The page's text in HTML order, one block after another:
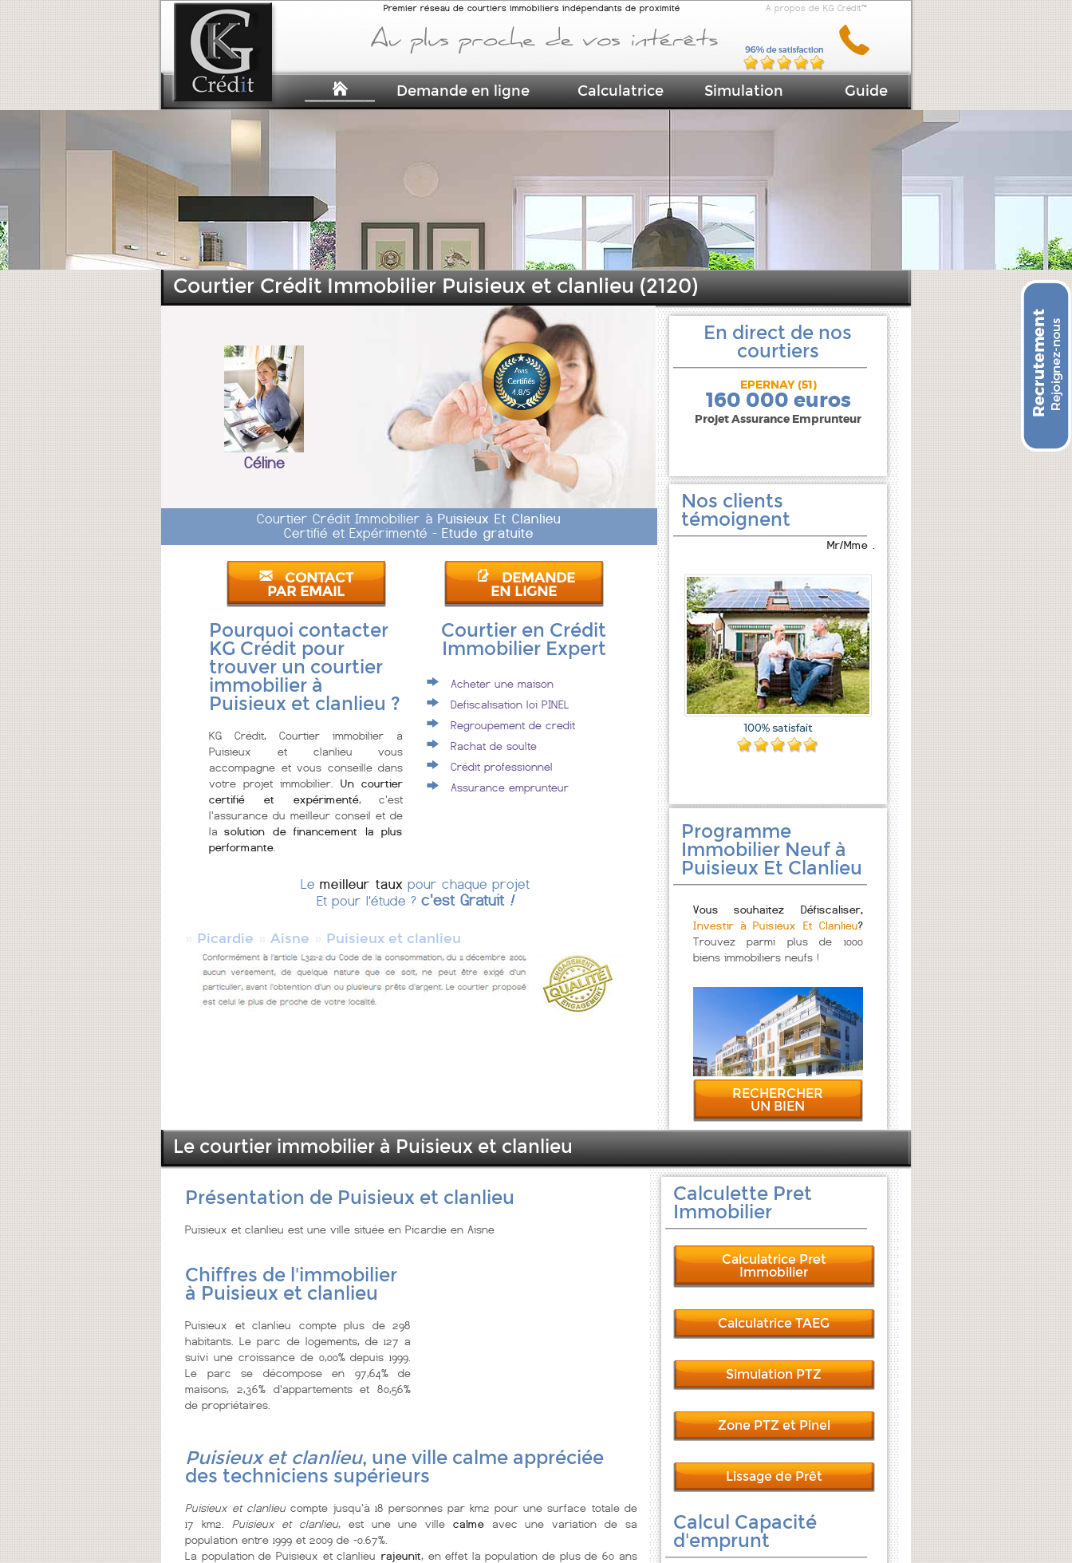
Courtier Crédit Immobilier Puisieux et clanlieu (2120)
Céline
Courtier Crédit Immobilier àPuisieux Et Clanlieu
Certifié et Expérimenté -Etude gratuite
CONTACT
PAR EMAIL
DEMANDE
EN LIGNE
Pourquoi contacter
KG Crédit pour
trouver un courtier
immobilier à
Puisieux et clanlieu ?
KG Crédit, Courtier immobilier à
Puisieux et clanlieu vous
accompagne et vous conseille dans
votre projet immobilier. Un courtier
certifié et expérimenté, c'est
l'assurance du meilleur conseil et de
lasolution de financement la plus
performante
Courtier en Crédit
Immobilier Expert
Acheter une maison
Defiscalisation loi PINEL
Regroupement de credit
Rachat de soulte
Crédit professionnel
Assurance emprunteur
Le meilleur taux pour chaque projet
Et pour l'étude ?c'est Gratuit !
Picardie Aisne Puisieux et clanlieu
En direct de nos
courtiers
150 000 euros
EPERNAY (51)
160 000 euros
Projet Assurance Emprunteur
240 000 euros
Nos clients
témoignent
Mr/Mme .
Programme
Immobilier Neuf à
Puisieux Et Clanlieu
Vous souhaitez Défiscaliser,
Investir à Puisieux Et Clanlieu?
Trouvez parmi plus de 1000
biens immobiliers neufs !
RECHERCHER
UN BIEN
Le courtier immobilier à Puisieux et clanlieu
Présentation de Puisieux et clanlieu
Puisieux et clanlieu est une ville située en Picardie en Aisne
Chiffres de l'immobilier
à Puisieux et clanlieu
Puisieux et clanlieu compte plus de 298
habitants. Le parc de logements, de 127 a
suivi une croissance de 0,00% depuis 1999.
Le parc se décompose en 97,64% de
maisons, 2,36% d'appartements et 80,56%
de propriétaires.
Puisieux et clanlieu, une ville calme appréciée
des techniciens supérieurs
Puisieux et clanlieucompte jusqu'à 18 personnes par km2 pour une surface totale de
17 km2. Puisieux et clanlieu, est une une ville calmeavec une variation de sa
population entre 1999 et 2009 de -0.67%.
La population de Puisieux et clanlieu rajeunit, en effet la population de plus de 60 ans
Calculette Pret
Immobilier
Calculatrice Pret
Immobilier
Calculatrice TAEG
Simulation PTZ
Zone PTZ et Pinel
Lissage de Prêt
Calcul Capacité
d'emprunt
Premier réseau de courtiers immobiliers indépendants de proximité A propos de KG Crédit™
Demande en ligne Calculatrice Simulation Guide